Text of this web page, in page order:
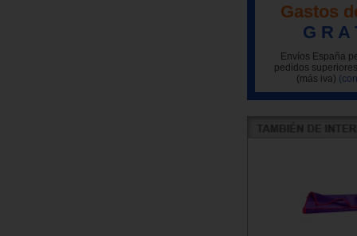
Gastos
G R A
Envíos España
pedidos
(más iva)